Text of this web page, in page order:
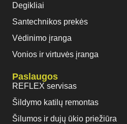
Degikliai
Santechnikos prekės
Vėdinimo įranga
Vonios ir virtuvės įranga
Paslaugos
REFLEX servisas
Šildymo katilų remontas
Šilumos ir dujų ūkio priežiūra